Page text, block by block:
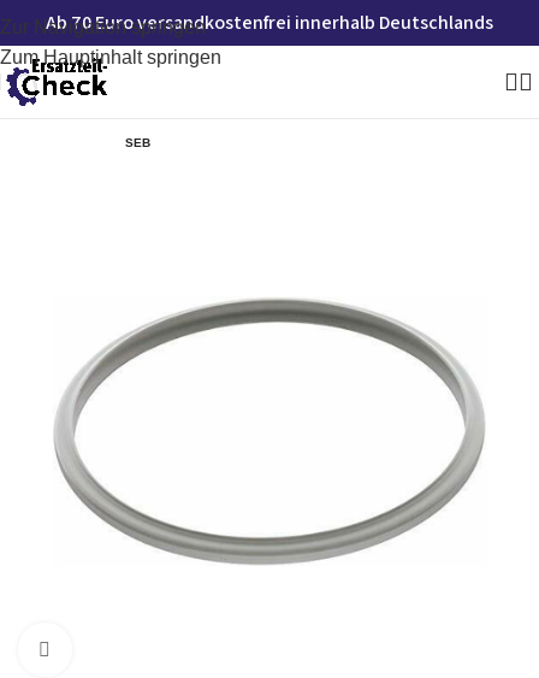
Zur Navigation springen
Zum Hauptinhalt springen
Ab 70 Euro versandkostenfrei innerhalb Deutschlands
SEB